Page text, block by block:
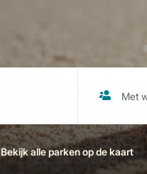
Bekijk alle parken op de kaart